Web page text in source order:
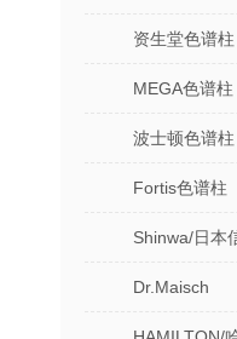
资生堂色谱柱
MEGA色谱柱
波士顿色谱柱
Fortis色谱柱
Shinwa/日本
Dr.Maisch